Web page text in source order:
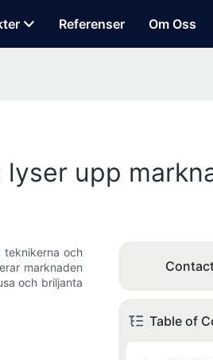
Referenser Om Oss
upp
och
marknaden
och briljanta
Table of